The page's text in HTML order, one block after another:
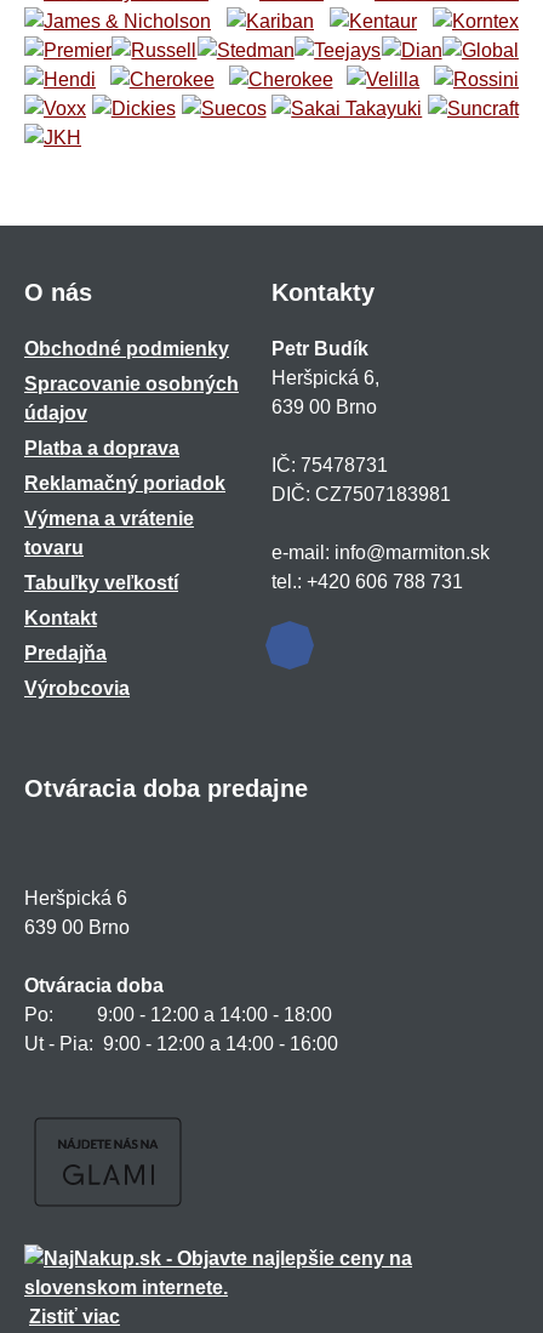
O nás
Obchodné podmienky
Spracovanie osobných
údajov
Platba a doprava
Reklamačný poriadok
Výmena a vrátenie
tovaru
Tabuľky veľkostí
Kontakt
Predajňa
Výrobcovia
Kontakty
Petr Budík
Heršpická 6,
639 00 Brno
IČ: 75478731
DIČ: CZ7507183981
e-mail: info@marmiton.sk
tel.: +420 606 788 731
Otváracia doba predajne
Heršpická 6
639 00 Brno
Otváracia doba
Po: 9:00 - 12:00 a 14:00 - 18:00
Ut - Pia: 9:00 - 12:00 a 14:00 - 16:00
Zistiť viac